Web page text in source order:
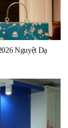
Nguyệt Dạ